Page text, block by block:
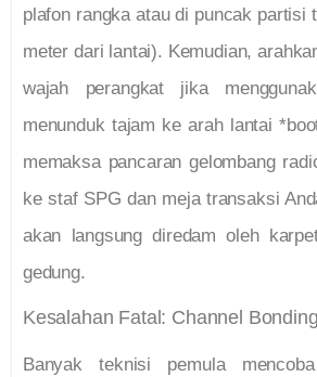
plafon rangka atau di puncak partisi
meter dari lantai). Kemudian,
wajah perangkat jika
menunduk tajam ke arah lantai
memaksa pancaran gelombang
ke staf SPG dan meja transaksi
akan langsung diredam oleh
gedung.
Kesalahan Fatal: Channel
Banyak teknisi pemula